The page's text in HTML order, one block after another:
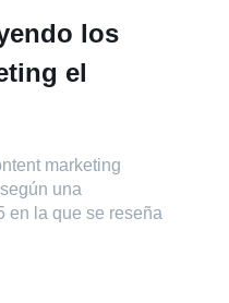
los
el
marketing
una
en la que se reseña